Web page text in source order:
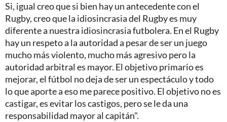
Si, igual creo que si bien hay un antecedente con el
Rugby, creo que la idiosincrasia del Rugby es muy
diferente a nuestra idiosincrasia futbolera. En el Rugby
hay un respeto a la autoridad a pesar de ser un juego
mucho más violento, mucho más agresivo pero la
autoridad arbitral es mayor. El objetivo primario es
mejorar, el fútbol no deja de ser un espectáculo y todo
lo que aporte a eso me parece positivo. El objetivo no es
castigar, es evitar los castigos, pero se le da una
responsabilidad mayor al capitán".